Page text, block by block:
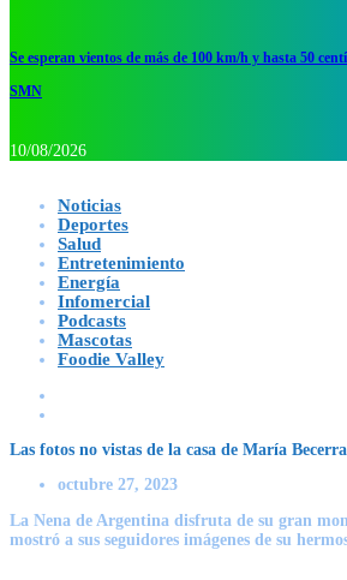
Se esperan vientos de más de 100 km/h y hasta 50
SMN
10/08/2026
Noticias
Deportes
Salud
Entretenimiento
Energía
Infomercial
Podcasts
Mascotas
Foodie Valley
Las fotos no vistas de la casa de María
octubre 27, 2023
La Nena de Argentina disfruta de su gran
mostró a sus seguidores imágenes de su